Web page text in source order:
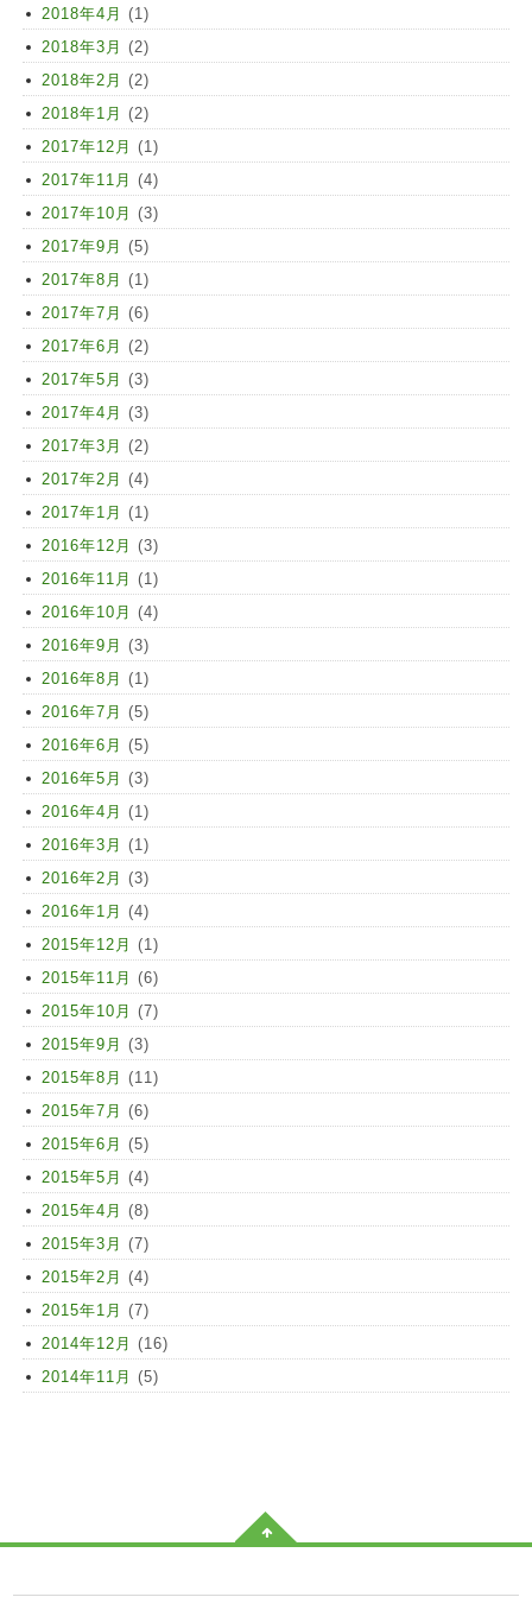
2018年4月 (1)
2018年3月 (2)
2018年2月 (2)
2018年1月 (2)
2017年12月 (1)
2017年11月 (4)
2017年10月 (3)
2017年9月 (5)
2017年8月 (1)
2017年7月 (6)
2017年6月 (2)
2017年5月 (3)
2017年4月 (3)
2017年3月 (2)
2017年2月 (4)
2017年1月 (1)
2016年12月 (3)
2016年11月 (1)
2016年10月 (4)
2016年9月 (3)
2016年8月 (1)
2016年7月 (5)
2016年6月 (5)
2016年5月 (3)
2016年4月 (1)
2016年3月 (1)
2016年2月 (3)
2016年1月 (4)
2015年12月 (1)
2015年11月 (6)
2015年10月 (7)
2015年9月 (3)
2015年8月 (11)
2015年7月 (6)
2015年6月 (5)
2015年5月 (4)
2015年4月 (8)
2015年3月 (7)
2015年2月 (4)
2015年1月 (7)
2014年12月 (16)
2014年11月 (5)